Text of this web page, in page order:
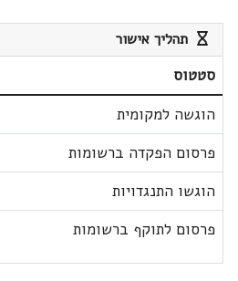
תהליך אישור
סטטוס
הוגשה למקומית
פרסום הפקדה ברשומות
הוגשו התנגדויות
פרסום לתוקף ברשומות